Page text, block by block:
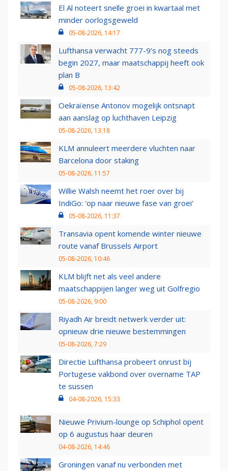
El Al noteert snelle groei in kwartaal met
minder oorlogsgeweld
05-08-2026, 14:17
Lufthansa verwacht 777-9’s nog steeds
begin 2027, maar maatschappij heeft ook
plan B
05-08-2026, 13:42
Oekraïense Antonov mogelijk ontsnapt
aan aanslag op luchthaven Leipzig
05-08-2026, 13:18
KLM annuleert meerdere vluchten naar
Barcelona door staking
05-08-2026, 11:57
Willie Walsh neemt het roer over bij
IndiGo: 'op naar nieuwe fase van groei'
05-08-2026, 11:37
Transavia opent komende winter nieuwe
route vanaf Brussels Airport
05-08-2026, 10:46
KLM blijft net als veel andere
maatschappijen langer weg uit Golfregio
05-08-2026, 9:00
Riyadh Air breidt netwerk verder uit:
opnieuw drie nieuwe bestemmingen
05-08-2026, 7:29
Directie Lufthansa probeert onrust bij
Portugese vakbond over overname TAP
te sussen
04-08-2026, 15:33
Nieuwe Privium-lounge op Schiphol opent
op 6 augustus haar deuren
04-08-2026, 14:46
Groningen vanaf nu verbonden met